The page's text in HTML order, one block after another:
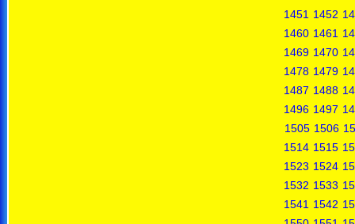
1451 1452
1460 1461
1469 1470
1478 1479
1487 1488
1496 1497
1505 1506
1514 1515
1523 1524
1532 1533
1541 1542